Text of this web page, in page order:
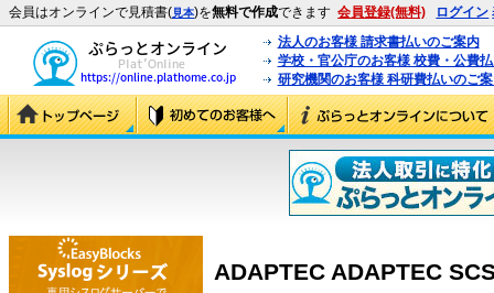
会員はオンラインで見積書(見本)を無料で作成できます 会員登録(無料) ログイン
法人のお客様 請求書払いのご案内
学校・官公庁のお客様 校費・公費
研究機関のお客様 科研費払いのご
ADAPTEC ADAPTEC